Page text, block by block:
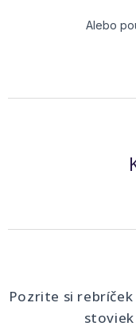
Alebo
Pozrite si